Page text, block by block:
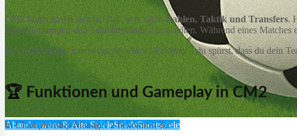
Abandonware & Alte SpieleSpieleSportspiele
CM2 konzentriert sich auf das, was zählt:Zahlen, Taktik und Transfers.
Spielerleistungen und Tabellenstände darzustellen. Während eines Matches
Das sorgt für ein intensives, fesselndes Erlebnis – du spürst, dass du dein
🏆 Funktionen und Gameplay in CM2
In Championship Manager 2 bekommst du: